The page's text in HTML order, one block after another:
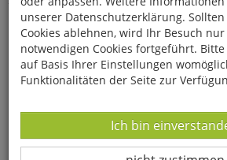
unserer Datenschutzerklärung.
Cookies ablehnen, wird Ihr Besuch
notwendigen Cookies fortgeführt. Bitte
auf Basis Ihrer Einstellungen
Funktionalitäten der Seite zur
Datenverarbeitung
Ich bin